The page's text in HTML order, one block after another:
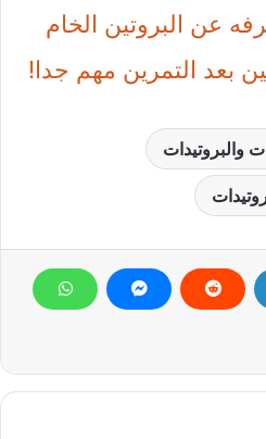
عن البروتين الخام
بعد التمرين مهم جدا!
والبروتيدات